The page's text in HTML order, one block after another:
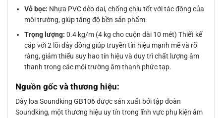
Vỏ bọc: Nhựa PVC dẻo dai, chống chịu tốt với tác động của
môi trường, giúp tăng độ bền sản phẩm.
Trọng lượng: 0.4 kg/m (4 kg cho cuộn dài 10 mét) Thiết kế
cáp với 2 lõi dây đồng giúp truyền tín hiệu mạnh mẽ và rõ
ràng, giảm thiểu suy hao tín hiệu và duy trì chất lượng âm
thanh trong các môi trường âm thanh phức tạp.
Nguồn gốc và thương hiệu:
Dây loa Soundking GB106 được sản xuất bởi tập đoàn
Soundking, một thương hiệu uy tín trong lĩnh vực phụ kiện âm